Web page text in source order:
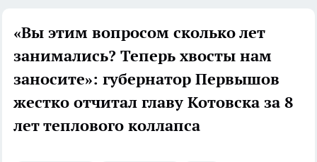
«Вы этим вопросом сколько лет
занимались? Теперь хвосты нам
заносите»: губернатор Первышов
жестко отчитал главу Котовска за 8
лет теплового коллапса